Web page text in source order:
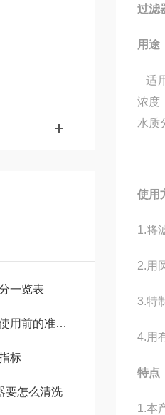
一览表
准备与安装
标
要怎么清洗
过滤
用途
适
浓度
水质
使用
1.将
2.用
3.特
4.用
特点
1.本